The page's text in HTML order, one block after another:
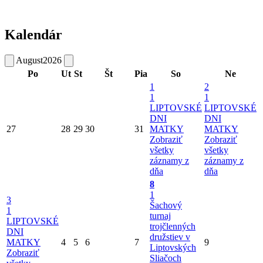
Kalendár
August2026
Po
Ut St Št Pia So Ne
27 28 29 30 31
1
1
LIPTOVSKÉ
DNI
MATKY
Zobraziť
všetky
záznamy z
dňa
2
1
LIPTOVSKÉ
DNI
MATKY
Zobraziť
všetky
záznamy z
dňa
3
1
LIPTOVSKÉ
DNI
MATKY
Zobraziť
4 5 6 7
8
1
Šachový
turnaj
trojčlenných
družstiev v
Liptovských
Sliačoch
9